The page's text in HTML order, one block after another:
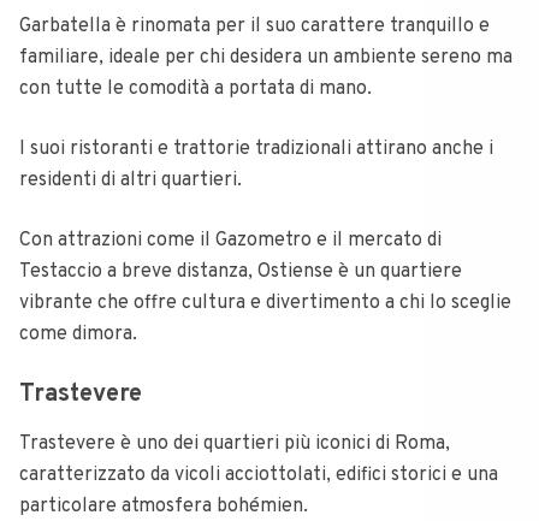
Garbatella è rinomata per il suo carattere tranquillo e
familiare, ideale per chi desidera un ambiente sereno ma
con tutte le comodità a portata di mano.
I suoi ristoranti e trattorie tradizionali attirano anche i
residenti di altri quartieri.
Con attrazioni come il Gazometro e il mercato di
Testaccio a breve distanza, Ostiense è un quartiere
vibrante che offre cultura e divertimento a chi lo sceglie
come dimora.
Trastevere
Trastevere è uno dei quartieri più iconici di Roma,
caratterizzato da vicoli acciottolati, edifici storici e una
particolare atmosfera bohémien.